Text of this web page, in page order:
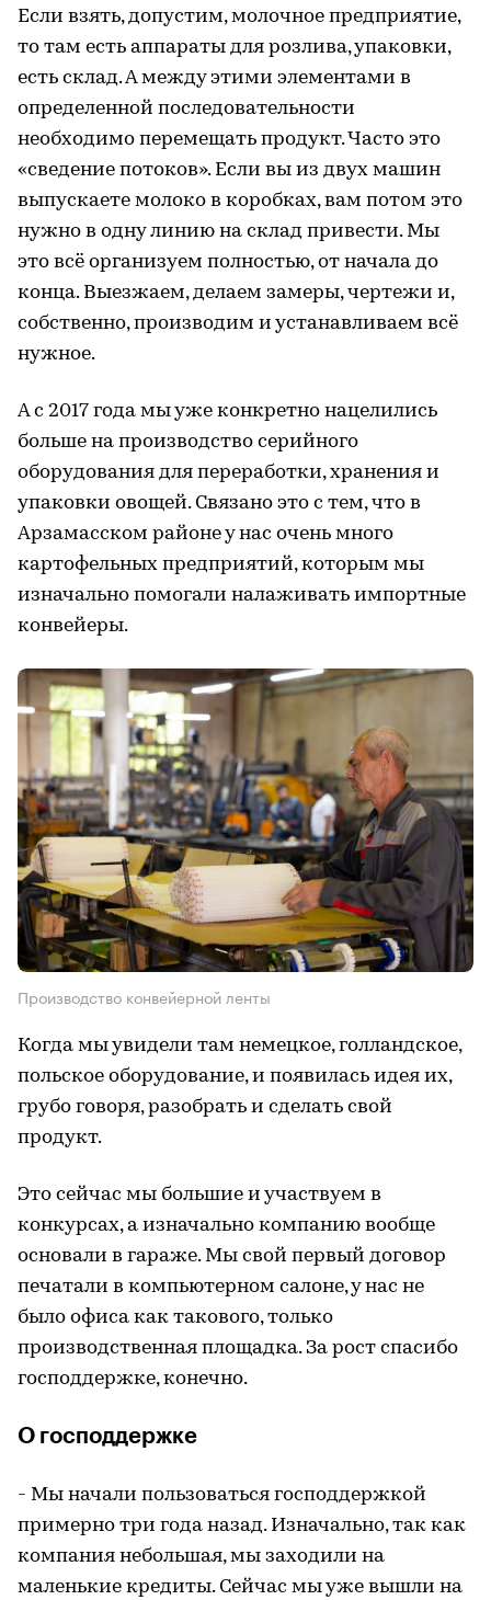
Если взять, допустим, молочное предприятие,
то там есть аппараты для розлива, упаковки,
есть склад. А между этими элементами в
определенной последовательности
необходимо перемещать продукт. Часто это
«сведение потоков». Если вы из двух машин
выпускаете молоко в коробках, вам потом это
нужно в одну линию на склад привести. Мы
это всё организуем полностью, от начала до
конца. Выезжаем, делаем замеры, чертежи и,
собственно, производим и устанавливаем всё
нужное.
А с 2017 года мы уже конкретно нацелились
больше на производство серийного
оборудования для переработки, хранения и
упаковки овощей. Связано это с тем, что в
Арзамасском районе у нас очень много
картофельных предприятий, которым мы
изначально помогали налаживать импортные
конвейеры.
Производство конвейерной ленты
Когда мы увидели там немецкое, голландское,
польское оборудование, и появилась идея их,
грубо говоря, разобрать и сделать свой
продукт.
Это сейчас мы большие и участвуем в
конкурсах, а изначально компанию вообще
основали в гараже. Мы свой первый договор
печатали в компьютерном салоне, у нас не
было офиса как такового, только
производственная площадка. За рост спасибо
господдержке, конечно.
О господдержке
- Мы начали пользоваться господдержкой
примерно три года назад. Изначально, так как
компания небольшая, мы заходили на
маленькие кредиты. Сейчас мы уже вышли на